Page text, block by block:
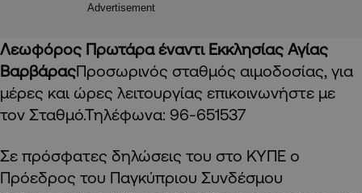
Advertisement
Λεωφόρος Πρωτάρα έναντι Εκκλησίας Αγίας
ΒαρβάραςΠροσωρινός σταθμός αιμοδοσίας, για
μέρες και ώρες λειτουργίας επικοινωνήστε με
τον Σταθμό.Τηλέφωνα: 96-651537
Σε πρόσφατες δηλώσεις του στο ΚΥΠΕ ο
Πρόεδρος του Παγκύπριου Συνδέσμου